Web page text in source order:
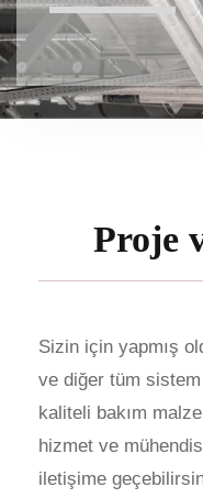
Proje
Sizin için yapmış
ve diğer tüm
kaliteli bakım
hizmet ve
iletişime